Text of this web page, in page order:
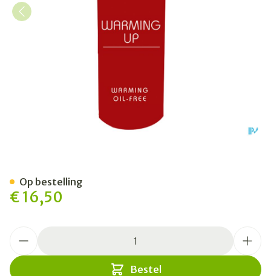
€ 16,50
Bestel
Op bestelling